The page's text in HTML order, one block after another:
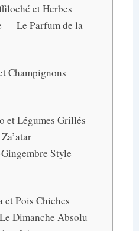
et Herbes
— Le Parfum de la
Champignons
et Légumes Grillés
Style
et Pois Chiches
Dimanche Absolu